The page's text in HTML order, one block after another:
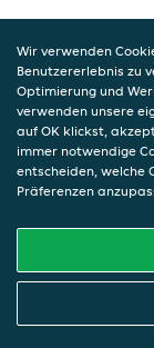
Wir verwenden
Benutzererlebnis zu
Optimierung und
verwenden unsere
auf OK klickst,
immer notwendige
entscheiden, welche
Präferenzen